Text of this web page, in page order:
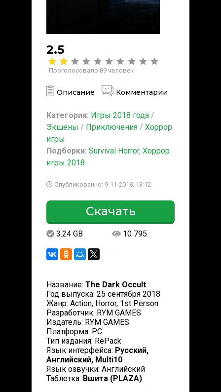
2.5
Проголосовало 89 человек
Описание Комментарии
Категория: Игры 2018 года /
Экшены / Приключения / Хоррор
игры
Подборки: Survival Horror, Хоррор
игры 2018
Опубликованно: 9-11-2018, 13:12
Скачать
3.24 GB 10 795
Название: The Dark Occult
Год выпуска: 25 сентября 2018
Жанр: Action, Horror, 1st Person
Разработчик: RYM GAMES
Издатель: RYM GAMES
Платформа: PC
Тип издания: RePack
Язык интерфейса: Русский,
Английский, Multi10
Язык озвучки: Английский
Таблетка: Вшита (PLAZA)